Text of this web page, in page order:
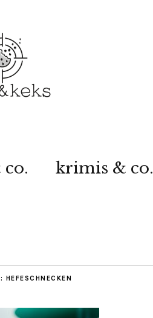
co. krimis & co.
HEFESCHNECKEN